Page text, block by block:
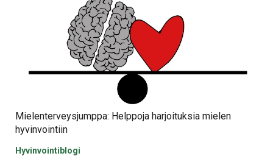
Mielenterveysjumppa: Helppoja harjoituksia mielen
hyvinvointiin
Hyvinvointiblogi